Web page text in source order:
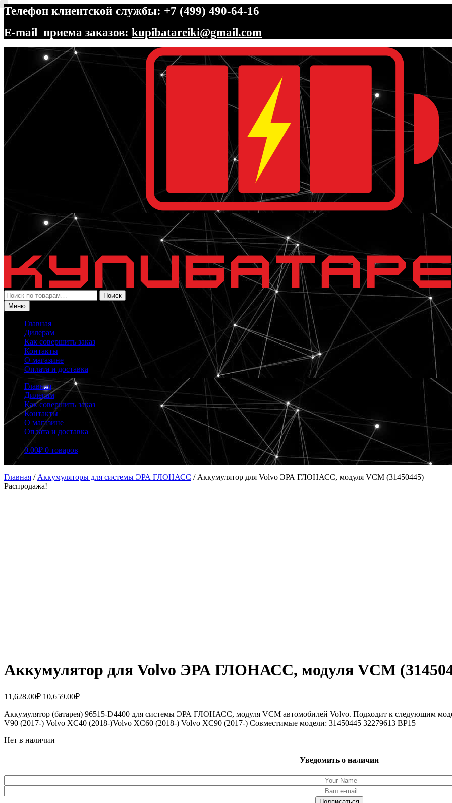
Телефон клиентской службы: +7 (499) 490-64-16
E-mail приема заказов: kupibatareiki@gmail.com
Перейти
навигации
Перейти
содержимому
Искать:
Поиск
Меню
Главная
Дилерам
Как совершить заказ
Контакты
О магазине
Оплата и доставка
Главная
Дилерам
Как совершить заказ
Контакты
О магазине
Оплата и доставка
0.00₽ 0 товаров
Главная / Аккумуляторы для системы ЭРА ГЛОНАСС / Аккумулятор для Volvo ЭРА ГЛОНАСС, модуля VCM (31450445)
Распродажа!
Аккумулятор для Volvo ЭРА ГЛОНАСС, модуля VCM
11,628.00₽ Первоначальная
составляла
11,628.00₽.
10,659.00₽Текущая
10,659.00₽.
Аккумулятор (батарея) 96515-D4400 для системы ЭРА ГЛОНАСС, модуля VCM автомобилей Volvo. Подходит к следующим
V90 (2017-) Volvo XC40 (2018-)Volvo XC60 (2018-) Volvo XC90 (2017-) Совместимые модели: 31450445 32279613 BP15
Нет в наличии
Уведомить о наличии